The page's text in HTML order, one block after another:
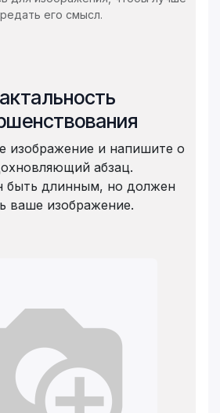
его смысл.
изображение и напишите о
абзац.
быть длинным, но должен
ваше изображение.